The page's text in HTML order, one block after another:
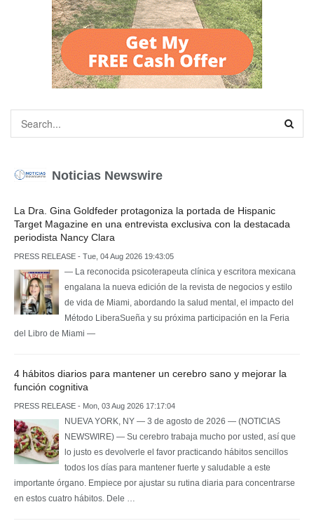
Noticias Newswire
La Dra. Gina Goldfeder protagoniza la portada de Hispanic
Target Magazine en una entrevista exclusiva con la destacada
periodista Nancy Clara
PRESS RELEASE - Tue, 04 Aug 2026 19:43:05
— La reconocida psicoterapeuta clínica y escritora mexicana
engalana la nueva edición de la revista de negocios y estilo
de vida de Miami, abordando la salud mental, el impacto del
Método LiberaSueña y su próxima participación en la Feria
del Libro de Miami —
4 hábitos diarios para mantener un cerebro sano y mejorar la
función cognitiva
PRESS RELEASE - Mon, 03 Aug 2026 17:17:04
NUEVA YORK, NY — 3 de agosto de 2026 — (NOTICIAS
NEWSWIRE) — Su cerebro trabaja mucho por usted, así que
lo justo es devolverle el favor practicando hábitos sencillos
todos los días para mantener fuerte y saludable a este
importante órgano. Empiece por ajustar su rutina diaria para concentrarse
en estos cuatro hábitos. Dele …